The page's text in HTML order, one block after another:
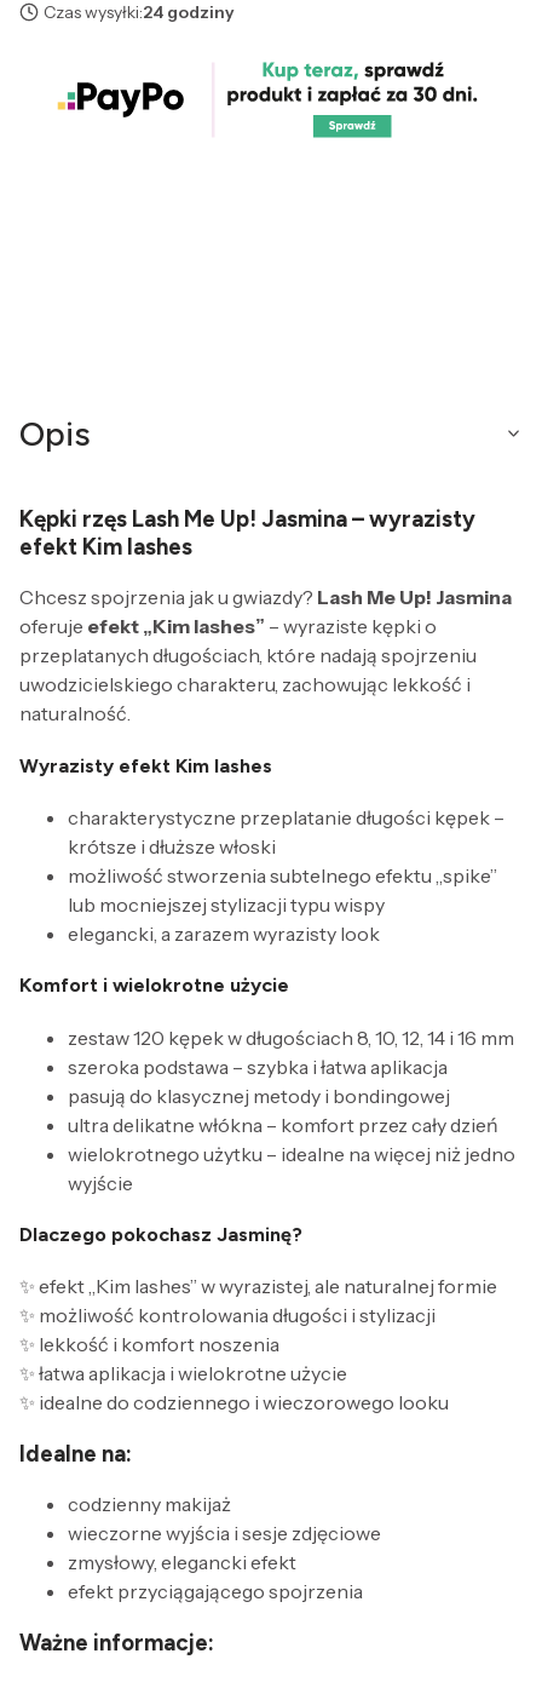
Czas wysyłki:24 godziny
Opis
Kępki rzęs Lash Me Up! Jasmina – wyrazisty
efekt Kim lashes
Chcesz spojrzenia jak u gwiazdy? Lash Me Up! Jasmina
oferuje efekt „Kim lashes” – wyraziste kępki o
przeplatanych długościach, które nadają spojrzeniu
uwodzicielskiego charakteru, zachowując lekkość i
naturalność.
Wyrazisty efekt Kim lashes
charakterystyczne przeplatanie długości kępek –
krótsze i dłuższe włoski
możliwość stworzenia subtelnego efektu „spike”
lub mocniejszej stylizacji typu wispy
elegancki, a zarazem wyrazisty look
Komfort i wielokrotne użycie
zestaw 120 kępek w długościach 8, 10, 12, 14 i 16 mm
szeroka podstawa – szybka i łatwa aplikacja
pasują do klasycznej metody i bondingowej
ultra delikatne włókna – komfort przez cały dzień
wielokrotnego użytku – idealne na więcej niż jedno
wyjście
Dlaczego pokochasz Jasminę?
✨ efekt „Kim lashes” w wyrazistej, ale naturalnej formie
✨ możliwość kontrolowania długości i stylizacji
✨ lekkość i komfort noszenia
✨ łatwa aplikacja i wielokrotne użycie
✨ idealne do codziennego i wieczorowego looku
Idealne na:
codzienny makijaż
wieczorne wyjścia i sesje zdjęciowe
zmysłowy, elegancki efekt
efekt przyciągającego spojrzenia
Ważne informacje: